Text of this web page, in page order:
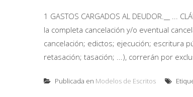
1 GASTOS CARGADOS AL DEUDOR.__ ...
la completa cancelación y/o eventual
cancelación; edictos; ejecución; escritura
retasación; tasación; ...), correrán por
Publicada en Modelos de Escritos